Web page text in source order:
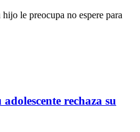
le preocupa no espere para
rechaza su